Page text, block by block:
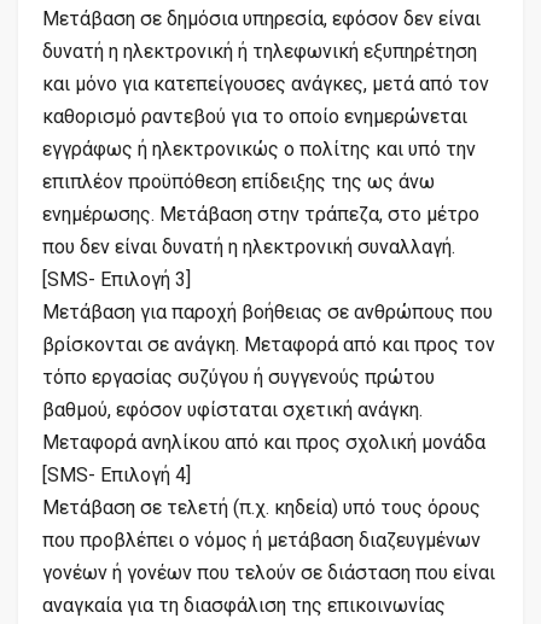
Μετάβαση σε δημόσια υπηρεσία, εφόσον δεν είναι
δυνατή η ηλεκτρονική ή τηλεφωνική εξυπηρέτηση
και μόνο για κατεπείγουσες ανάγκες, μετά από τον
καθορισμό ραντεβού για το οποίο ενημερώνεται
εγγράφως ή ηλεκτρονικώς ο πολίτης και υπό την
επιπλέον προϋπόθεση επίδειξης της ως άνω
ενημέρωσης. Μετάβαση στην τράπεζα, στο μέτρο
που δεν είναι δυνατή η ηλεκτρονική συναλλαγή.
[SMS- Επιλογή 3]
Μετάβαση για παροχή βοήθειας σε ανθρώπους που
βρίσκονται σε ανάγκη. Μεταφορά από και προς τον
τόπο εργασίας συζύγου ή συγγενούς πρώτου
βαθμού, εφόσον υφίσταται σχετική ανάγκη.
Μεταφορά ανηλίκου από και προς σχολική μονάδα
[SMS- Επιλογή 4]
Μετάβαση σε τελετή (π.χ. κηδεία) υπό τους όρους
που προβλέπει ο νόμος ή μετάβαση διαζευγμένων
γονέων ή γονέων που τελούν σε διάσταση που είναι
αναγκαία για τη διασφάλιση της επικοινωνίας